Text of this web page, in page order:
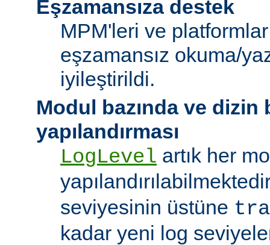
Eşzamansıza destek
MPM'leri ve
eşzamansız okuma/
iyileştirildi.
Modul bazında ve dizin
yapılandırması
LogLevel artık her
seviyesinin üstüne
kadar yeni log